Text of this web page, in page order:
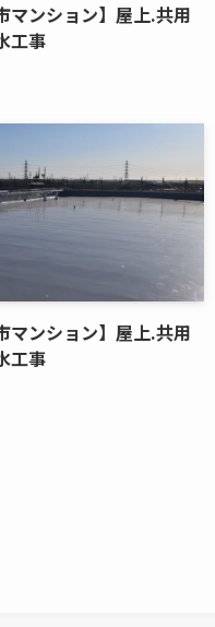
マンション】屋上.共用
工事
マンション】屋上.共用
工事